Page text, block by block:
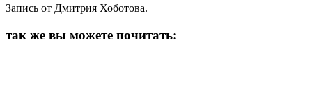
Запись от Дмитрия Хоботова.
так же вы можете почитать: